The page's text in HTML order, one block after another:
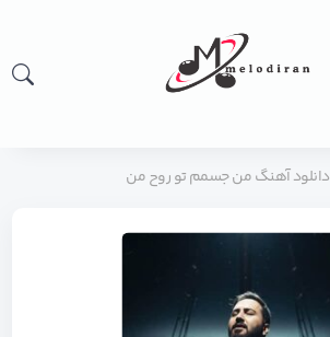
دانلود آهنگ من جسمم تو روح من